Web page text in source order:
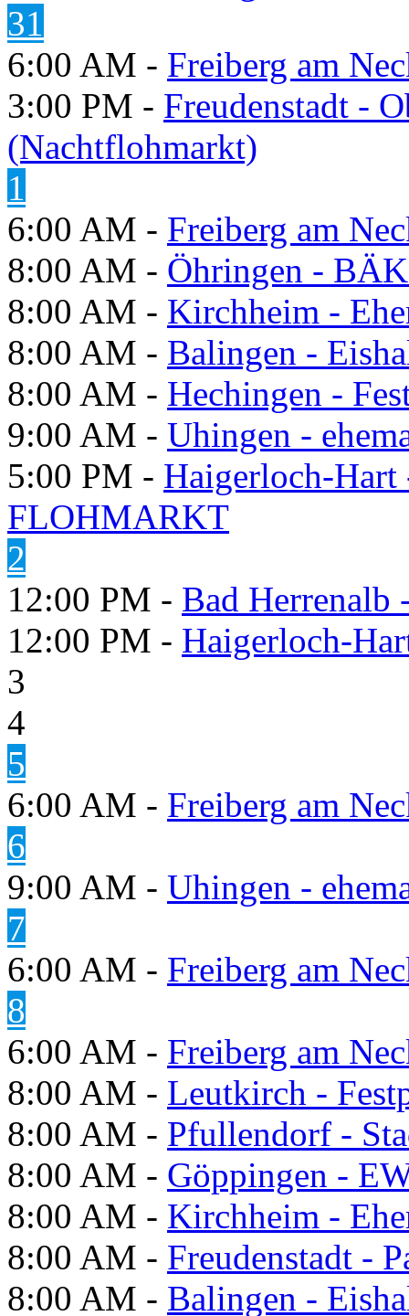
31
6:00 AM - Freiberg am
3:00 PM - Freudenstadt -
(Nachtflohmarkt)
1
6:00 AM - Freiberg am
8:00 AM - Öhringen -
8:00 AM - Kirchheim -
8:00 AM - Balingen -
8:00 AM - Hechingen -
9:00 AM - Uhingen -
5:00 PM - Haigerloch-
FLOHMARKT
2
12:00 PM - Bad Herrenalb
12:00 PM - Haigerloch-
3
4
5
6:00 AM - Freiberg am
6
9:00 AM - Uhingen -
7
6:00 AM - Freiberg am
8
6:00 AM - Freiberg am
8:00 AM - Leutkirch -
8:00 AM - Pfullendorf -
8:00 AM - Göppingen -
8:00 AM - Kirchheim -
8:00 AM - Freudenstadt -
8:00 AM - Balingen -